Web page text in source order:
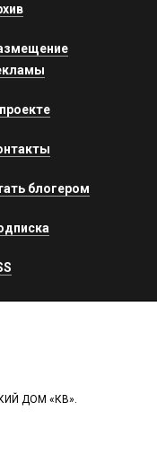
блогером
ДОМ «КВ».